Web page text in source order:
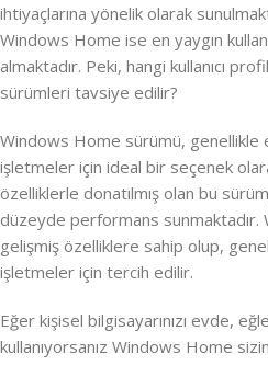
ihtiyaçlarına yönelik olarak
Windows Home ise en yaygın
almaktadır. Peki, hangi kullanıcı
sürümleri tavsiye edilir?
Windows Home sürümü, genellikle
işletmeler için ideal bir seçenek
özelliklerle donatılmış olan bu
düzeyde performans sunmaktadır.
gelişmiş özelliklere sahip olup,
işletmeler için tercih edilir.
Eğer kişisel bilgisayarınızı evde,
kullanıyorsanız Windows Home